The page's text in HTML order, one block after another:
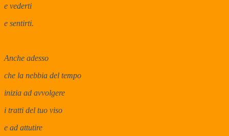
e vederti
e sentirti.
Anche adesso
che la nebbia del tempo
inizia ad avvolgere
i tratti del tuo viso
e ad attutire